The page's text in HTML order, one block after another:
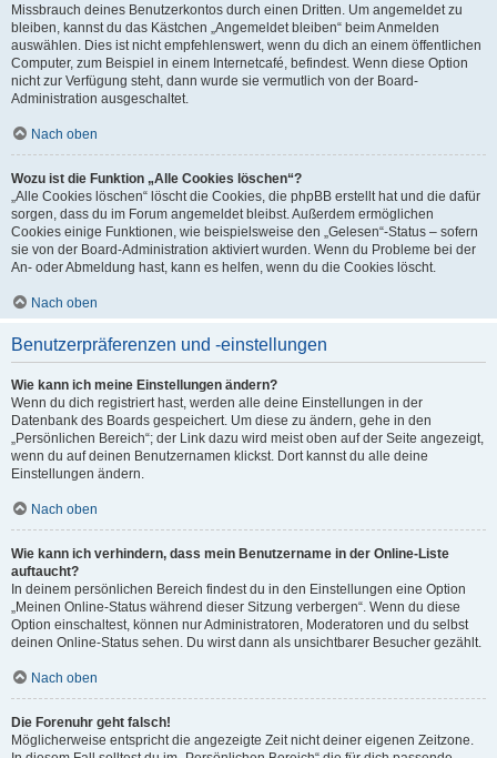
Missbrauch deines Benutzerkontos durch einen Dritten. Um angemeldet zu
bleiben, kannst du das Kästchen „Angemeldet bleiben“ beim Anmelden
auswählen. Dies ist nicht empfehlenswert, wenn du dich an einem öffentlichen
Computer, zum Beispiel in einem Internetcafé, befindest. Wenn diese Option
nicht zur Verfügung steht, dann wurde sie vermutlich von der Board-
Administration ausgeschaltet.
Nach oben
Wozu ist die Funktion „Alle Cookies löschen“?
„Alle Cookies löschen“ löscht die Cookies, die phpBB erstellt hat und die dafür
sorgen, dass du im Forum angemeldet bleibst. Außerdem ermöglichen
Cookies einige Funktionen, wie beispielsweise den „Gelesen“-Status – sofern
sie von der Board-Administration aktiviert wurden. Wenn du Probleme bei der
An- oder Abmeldung hast, kann es helfen, wenn du die Cookies löscht.
Nach oben
Benutzerpräferenzen und -einstellungen
Wie kann ich meine Einstellungen ändern?
Wenn du dich registriert hast, werden alle deine Einstellungen in der
Datenbank des Boards gespeichert. Um diese zu ändern, gehe in den
„Persönlichen Bereich“; der Link dazu wird meist oben auf der Seite angezeigt,
wenn du auf deinen Benutzernamen klickst. Dort kannst du alle deine
Einstellungen ändern.
Nach oben
Wie kann ich verhindern, dass mein Benutzername in der Online-Liste
auftaucht?
In deinem persönlichen Bereich findest du in den Einstellungen eine Option
„Meinen Online-Status während dieser Sitzung verbergen“. Wenn du diese
Option einschaltest, können nur Administratoren, Moderatoren und du selbst
deinen Online-Status sehen. Du wirst dann als unsichtbarer Besucher gezählt.
Nach oben
Die Forenuhr geht falsch!
Möglicherweise entspricht die angezeigte Zeit nicht deiner eigenen Zeitzone.